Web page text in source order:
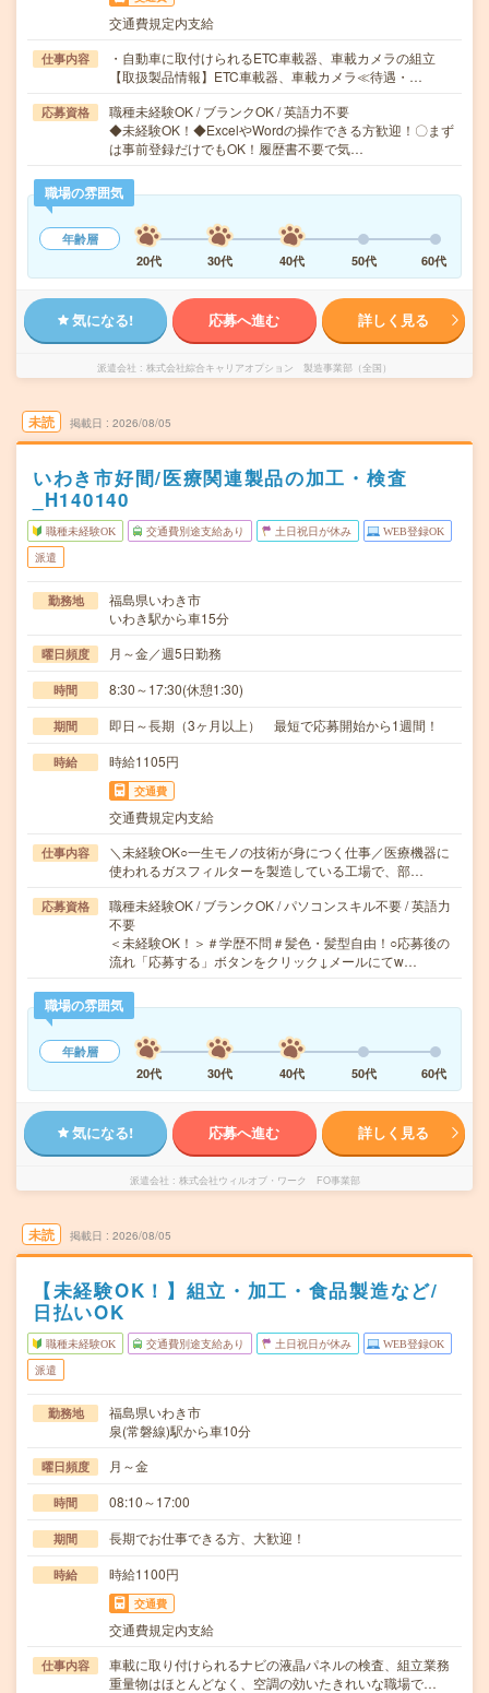
交通費規定内支給
仕事内容
・自動車に取付けられるETC車載器、車載カメラの組立
【取扱製品情報】ETC車載器、車載カメラ≪待遇・…
応募資格
職種未経験OK / ブランクOK / 英語力不要
◆未経験OK！◆ExcelやWordの操作できる方歓迎！〇まず
は事前登録だけでもOK！履歴書不要で気…
職場の雰囲気
年齢層
20代
30代 40代 50代 60代
気になる! 応募へ進む 詳しく見る
派遣会社 株式会社綜合キャリアオプション 製造事業部（全国）
未読 掲載日 2026/08/05
いわき市好間/医療関連製品の加工・検査
_H140140
職種未経験OK 交通費別途支給あり 土日祝日が休み WEB登録OK
派遣
勤務地
福島県いわき市
いわき駅から車15分
曜日頻度 月～金／週5日勤務
時間 8:30～17:30(休憩1:30)
期間 即日～長期（3ヶ月以上） 最短で応募開始から1週間！
時給 時給1105円
交通費
交通費規定内支給
仕事内容
＼未経験OK○一生モノの技術が身につく仕事／医療機器に
使われるガスフィルターを製造している工場で、部…
応募資格
職種未経験OK / ブランクOK / パソコンスキル不要 / 英語力
不要
＜未経験OK！＞＃学歴不問＃髪色・髪型自由！○応募後の
流れ「応募する」ボタンをクリック↓メールにてw…
職場の雰囲気
年齢層
20代
30代 40代 50代 60代
気になる! 応募へ進む 詳しく見る
派遣会社 株式会社ウィルオブ・ワーク FO事業部
未読 掲載日 2026/08/05
【未経験OK！】組立・加工・食品製造など/
日払いOK
職種未経験OK 交通費別途支給あり 土日祝日が休み WEB登録OK
派遣
勤務地
福島県いわき市
泉(常磐線)駅から車10分
曜日頻度 月～金
時間 08:10～17:00
期間 長期でお仕事できる方、大歓迎！
時給 時給1100円
交通費
交通費規定内支給
仕事内容
車載に取り付けられるナビの液晶パネルの検査、組立業務
重量物はほとんどなく、空調の効いたきれいな職場で…